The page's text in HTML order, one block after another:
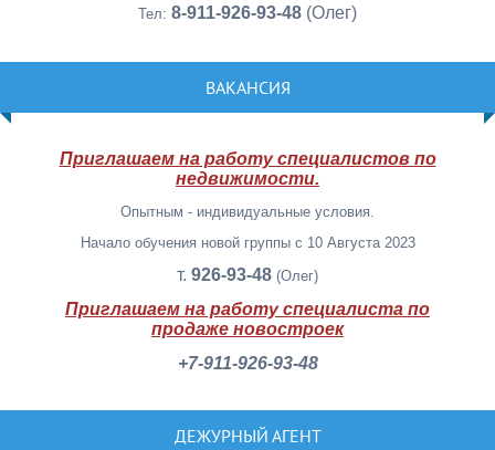
Тел: 8-911-926-93-48 (Олег)
ВАКАНСИЯ
Приглашаем на работу специалистов по
недвижимости.
Опытным - индивидуальные условия.
Начало обучения новой группы с 10 Августа 2023
т. 926-93-48 (Олег)
Приглашаем на работу специалиста по
продаже новостроек
+7-911-926-93-48
ДЕЖУРНЫЙ АГЕНТ